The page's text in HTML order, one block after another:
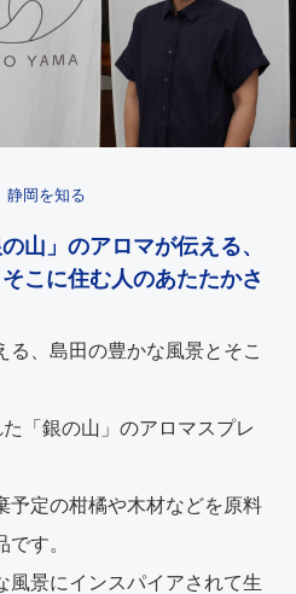
静岡を知る
山」のアロマが伝える、
こに住む人のあたたかさ
る、島田の豊かな風景とそこ
「銀の山」のアロマスプレ
予定の柑橘や木材などを原料
す。
風景にインスパイアされて生